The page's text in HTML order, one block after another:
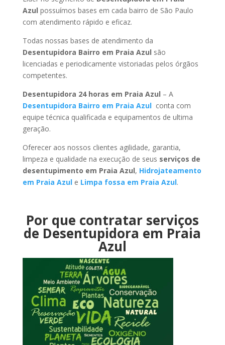
Azul possuímos bases em cada bairro de São Paulo
com atendimento rápido e eficaz.
Todas nossas bases de atendimento da
Desentupidora Bairro em Praia Azul são
licenciadas e periodicamente vistoriadas pelos órgãos
competentes.
Desentupidora 24 horas em Praia Azul – A
Desentupidora Bairro em Praia Azul conta com
equipe técnica qualificada e equipamentos de ultima
geração.
Oferecer aos nossos clientes agilidade, garantia,
limpeza e qualidade na execução de seus serviços de
desentupimento em Praia Azul, Hidrojateamento
em Praia Azule Limpa fossa em Praia Azul.
Por que contratar serviços
de Desentupidora em Praia
Azul